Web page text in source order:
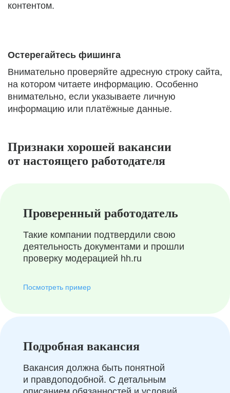
контентом.
Остерегайтесь фишинга
Внимательно проверяйте адресную строку сайта,
на котором читаете информацию. Особенно
внимательно, если указываете личную
информацию или платёжные данные.
Признаки хорошей вакансии
от настоящего работодателя
Проверенный работодатель
Такие компании подтвердили свою
деятельность документами и прошли
проверку модерацией hh.ru
Посмотреть пример
Подробная вакансия
Вакансия должна быть понятной
и правдоподобной. С детальным